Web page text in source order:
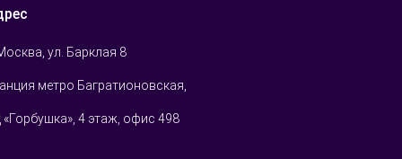
ул. Барклая 8
метро Багратионовская,
«Горбушка», 4 этаж, офис 498